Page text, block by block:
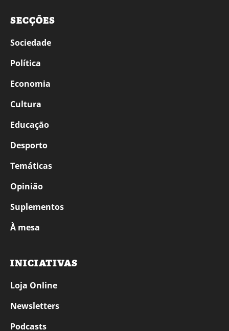
SECÇÕES
Sociedade
Política
Economia
Cultura
Educação
Desporto
Temáticas
Opinião
Suplementos
À mesa
INICIATIVAS
Loja Online
Newsletters
Podcasts